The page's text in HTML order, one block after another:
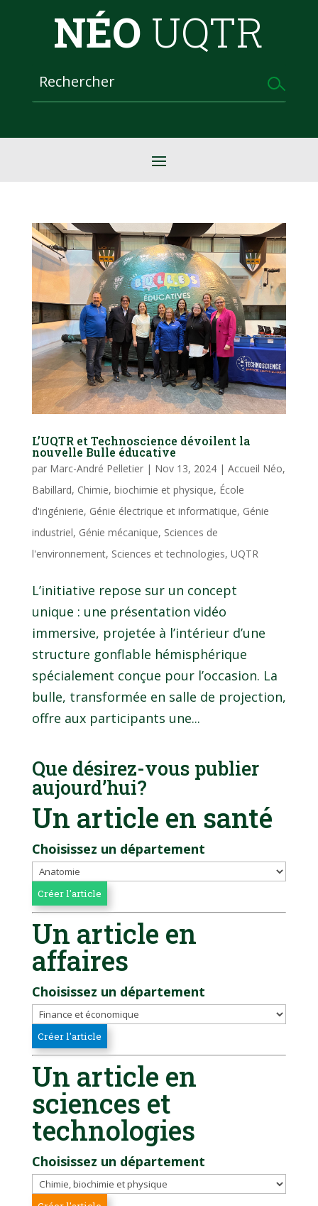
NÉO UQTR
L’UQTR et Technoscience dévoilent la
nouvelle Bulle éducative
par Marc-André Pelletier| Nov 13, 2024| Accueil Néo,
Babillard, Chimie, biochimie et physique, École
d'ingénierie, Génie électrique et informatique, Génie
industriel, Génie mécanique, Sciences de
l'environnement, Sciences et technologies, UQTR
L’initiative repose sur un concept
unique : une présentation vidéo
immersive, projetée à l’intérieur d’une
structure gonflable hémisphérique
spécialement conçue pour l’occasion. La
bulle, transformée en salle de projection,
offre aux participants une...
Que désirez-vous publier
aujourd’hui?
Un article en santé
Choisissez un département
Un article en
affaires
Choisissez un département
Un article en
sciences et
technologies
Choisissez un département